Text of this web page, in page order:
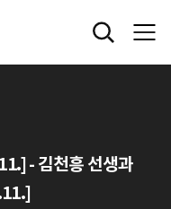
- 김천흥 선생과